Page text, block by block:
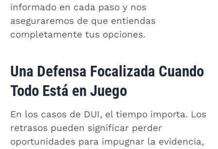
informado en cada paso y nos
aseguraremos de que entiendas
completamente tus opciones.
Una Defensa Focalizada Cuando
Todo Está en Juego
En los casos de DUI, el tiempo importa. Los
retrasos pueden significar perder
oportunidades para impugnar la evidencia,